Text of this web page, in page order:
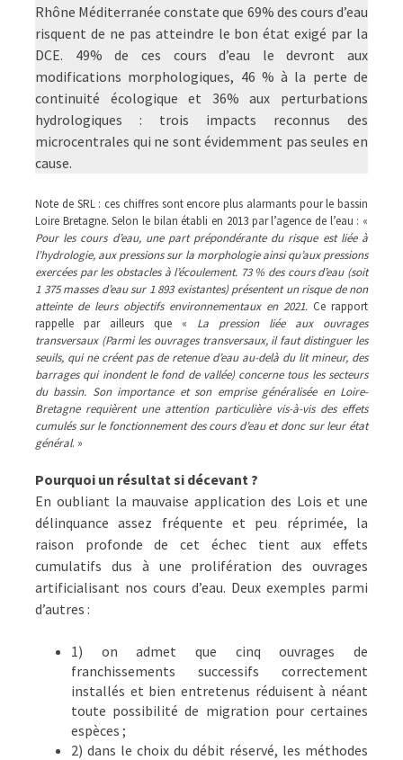
Rhône Méditerranée constate que 69% des cours d’eau
risquent de ne pas atteindre le bon état exigé par la
DCE. 49% de ces cours d’eau le devront aux
modifications morphologiques, 46 % à la perte de
continuité écologique et 36% aux perturbations
hydrologiques : trois impacts reconnus des
microcentrales qui ne sont évidemment pas seules en
cause.
Note de SRL : ces chiffres sont encore plus alarmants pour le bassin
Loire Bretagne. Selon le bilan établi en 2013 par l’agence de l’eau : «
Pour les cours d’eau, une part prépondérante du risque est liée à
l’hydrologie, aux pressions sur la morphologie ainsi qu’aux pressions
exercées par les obstacles à l’écoulement. 73 % des cours d’eau (soit
1 375 masses d’eau sur 1 893 existantes) présentent un risque de non
atteinte de leurs objectifs environnementaux en 2021. Ce rapport
rappelle par ailleurs que « La pression liée aux ouvrages
transversaux (Parmi les ouvrages transversaux, il faut distinguer les
seuils, qui ne créent pas de retenue d’eau au-delà du lit mineur, des
barrages qui inondent le fond de vallée) concerne tous les secteurs
du bassin. Son importance et son emprise généralisée en Loire-
Bretagne requièrent une attention particulière vis-à-vis des effets
cumulés sur le fonctionnement des cours d’eau et donc sur leur état
général. »
Pourquoi un résultat si décevant ?
En oubliant la mauvaise application des Lois et une
délinquance assez fréquente et peu réprimée, la
raison profonde de cet échec tient aux effets
cumulatifs dus à une prolifération des ouvrages
artificialisant nos cours d’eau. Deux exemples parmi
d’autres :
1) on admet que cinq ouvrages de
franchissements successifs correctement
installés et bien entretenus réduisent à néant
toute possibilité de migration pour certaines
espèces ;
2) dans le choix du débit réservé, les méthodes